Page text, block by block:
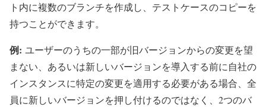
ト内に複数のブランチを作成し、テストケースのコピーを
持つことができます。
例: ユーザーのうちの一部が旧バージョンからの変更を望
まない、あるいは新しいバージョンを導入する前に自社の
インスタンスに特定の変更を適用する必要がある場合、全
員に新しいバージョンを押し付けるのではなく、2つのバ